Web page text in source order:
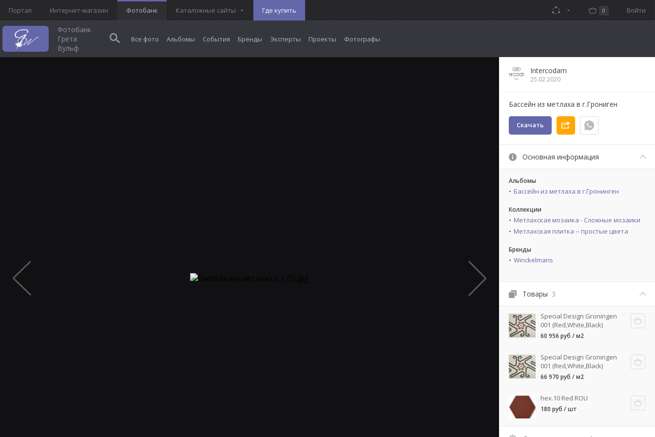
Портал Интернет-магазин Фотобанк Каталожные сайты Где купить Войти
0
Фотобанк
Грета
Вульф
Все фото Альбомы События Бренды Эксперты Проекты Фотографы
Intercodam
25.02.2020
Бассейн из метлаха в г.Грониген
Скачать
Основная информация
Альбомы
Бассейн из метлаха в г.Гронинген
Коллекции
Метлахская мозаика - Сложные мозаики
Метлахская плитка -- простые цвета
Бренды
Winckelmans
Товары 3
Special Design Groningen
001 (Red,White,Black)
60 956 руб / м2
Special Design Groningen
001 (Red,White,Black)
66 970 руб / м2
hex.10 Red ROU
180 руб / шт